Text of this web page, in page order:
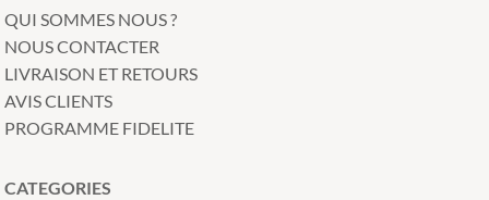
QUI SOMMES NOUS ?
NOUS CONTACTER
LIVRAISON ET RETOURS
AVIS CLIENTS
PROGRAMME FIDELITE
CATEGORIES